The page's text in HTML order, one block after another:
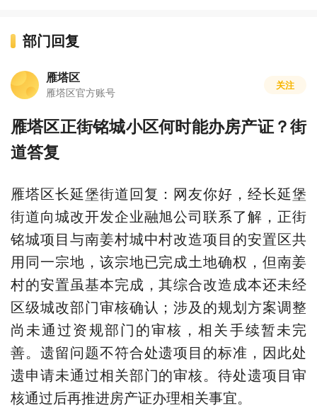
部门回复
雁塔区
雁塔区官方账号
关注
雁塔区正街铭城小区何时能办房产证？街
道答复
雁塔区长延堡街道回复：网友你好，经长延堡
街道向城改开发企业融旭公司联系了解，正街
铭城项目与南姜村城中村改造项目的安置区共
用同一宗地，该宗地已完成土地确权，但南姜
村的安置虽基本完成，其综合改造成本还未经
区级城改部门审核确认；涉及的规划方案调整
尚未通过资规部门的审核，相关手续暂未完
善。遗留问题不符合处遗项目的标准，因此处
遗申请未通过相关部门的审核。待处遗项目审
核通过后再推进房产证办理相关事宜。